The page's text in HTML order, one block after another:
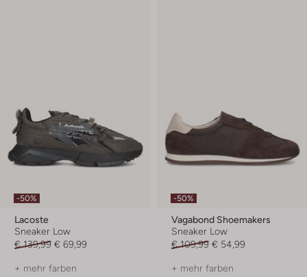
-50%
Lacoste
Sneaker Low
€ 139,99 € 69,99
+ mehr farben
-50%
Vagabond Shoemakers
Sneaker Low
€ 109,99 € 54,99
+ mehr farben